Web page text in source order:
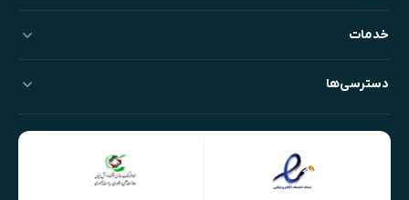
خدمات
دسترسی‌ها